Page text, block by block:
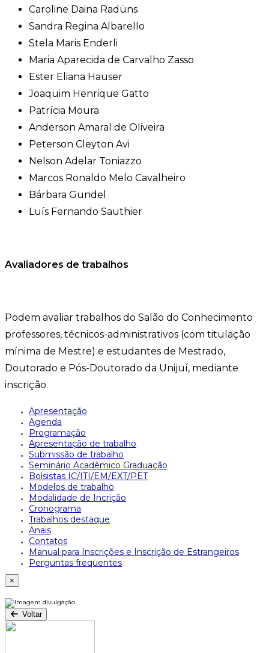
Caroline Daina Radüns
Sandra Regina Albarello
Stela Maris Enderli
Maria Aparecida de Carvalho Zasso
Ester Eliana Hauser
Joaquim Henrique Gatto
Patrícia Moura
Anderson Amaral de Oliveira
Peterson Cleyton Avi
Nelson Adelar Toniazzo
Marcos Ronaldo Melo Cavalheiro
Bárbara Gundel
Luís Fernando Sauthier
Avaliadores de trabalhos
Podem avaliar trabalhos do Salão do Conhecimento
professores, técnicos-administrativos (com titulação
mínima de Mestre) e estudantes de Mestrado,
Doutorado e Pós-Doutorado da Unijuí, mediante
inscrição.
Apresentação
Agenda
Programação
Apresentação de trabalho
Submissão de trabalho
Seminário Acadêmico Graduação
Bolsistas IC/ITI/EM/EXT/PET
Modelos de trabalho
Modalidade de Incrição
Cronograma
Trabalhos destaque
Anais
Contatos
Manual para Inscrições e Inscrição de Estrangeiros
Perguntas frequentes
×
Voltar